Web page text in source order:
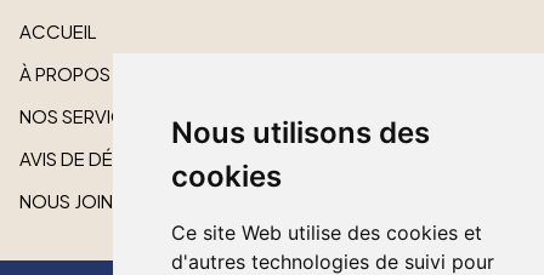
Nous utilisons des
cookies
Ce site Web utilise des cookies et
d'autres technologies de suivi pour
ACCUEIL
À PROPOS
NOS SERVICES
AVIS DE DÉCÈS
NOUS JOINDRE